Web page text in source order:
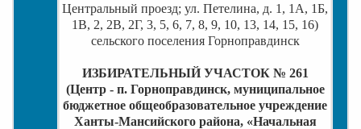
Центральный проезд; ул. Петелина, д. 1, 1А, 1Б,
1В, 2, 2В, 2Г, 3, 5, 6, 7, 8, 9, 10, 13, 14, 15, 16)
сельского поселения Горноправдинск
ИЗБИРАТЕЛЬНЫЙ УЧАСТОК № 261
(Центр - п. Горноправдинск, муниципальное
бюджетное общеобразовательное учреждение
Ханты-Мансийского района, «Начальная